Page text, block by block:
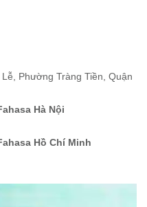
Phường Tràng Tiền, Quận
Hà Nội
Hồ Chí Minh